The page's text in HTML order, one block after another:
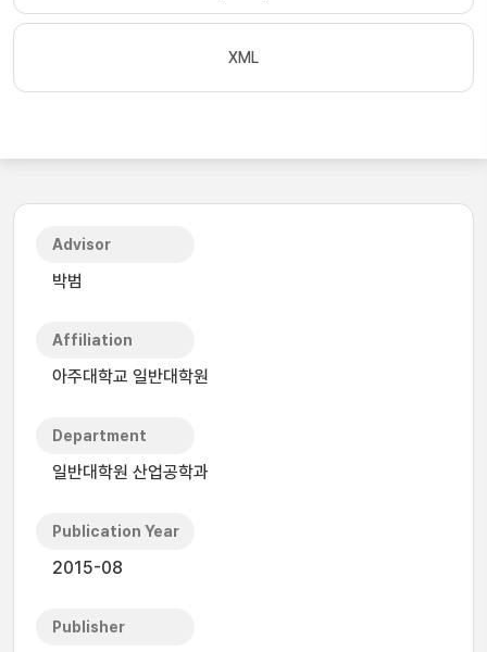
XML
Advisor
박범
Affiliation
아주대학교 일반대학원
Department
일반대학원 산업공학과
Publication Year
2015-08
Publisher